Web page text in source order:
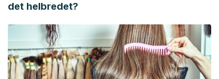
det helbredet?